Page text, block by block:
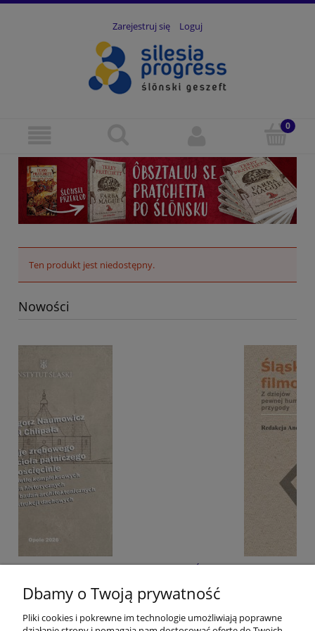
Zarejestruj się Loguj
Ten produkt jest niedostępny.
Nowości
w
Śląskie filmoznawstwo. Z dziejów pewnej
humanistycznej przygody
40,00 zł
Dbamy o Twoją prywatność
Pliki cookies i pokrewne im technologie umożliwiają poprawne